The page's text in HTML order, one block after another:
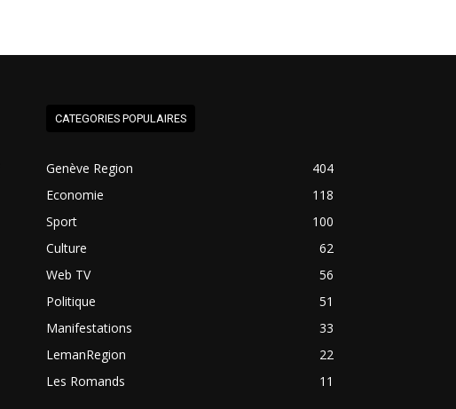
CATEGORIES POPULAIRES
Genève Region
404
Economie
118
Sport
100
Culture
62
Web TV
56
Politique
51
Manifestations
33
LemanRegion
22
Les Romands
11